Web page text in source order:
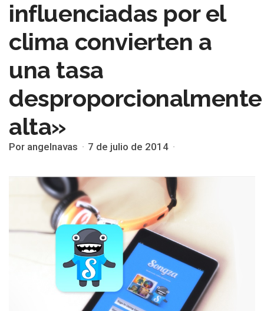
influenciadas por el
clima convierten a
una tasa
desproporcionalmente
alta»
Por angelnavas 7 de julio de 2014